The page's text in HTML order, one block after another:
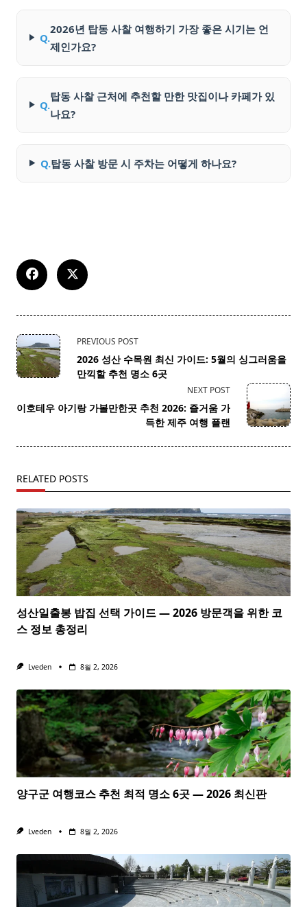
Q.
2026년 탑동 사찰 여행하기 가장 좋은 시기는 언
제인가요?
Q.
탑동 사찰 근처에 추천할 만한 맛집이나 카페가 있
나요?
Q.탑동 사찰 방문 시 주차는 어떻게 하나요?
<span
class="nav-
subtitle
reader-
PREVIOUS POST
2026 성산 수목원 최신 가이드: 5월의 싱그러움을
만끽할 추천 명소 6곳
NEXT POST
이호테우 아기랑 가볼만한곳 추천 2026: 즐거움 가
득한 제주 여행 플랜
RELATED POSTS
성산일출봉 밥집 선택 가이드 — 2026 방문객을 위한 코
스 정보 총정리
Lveden 8월 2, 2026
양구군 여행코스 추천 최적 명소 6곳 — 2026 최신판
Lveden 8월 2, 2026